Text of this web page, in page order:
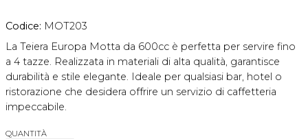
Codice: MOT203
La Teiera Europa Motta da 600cc è perfetta per servire fino
a 4 tazze. Realizzata in materiali di alta qualità, garantisce
durabilità e stile elegante. Ideale per qualsiasi bar, hotel o
ristorazione che desidera offrire un servizio di caffetteria
impeccabile.
QUANTITÀ